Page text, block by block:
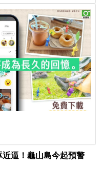
近逼！龜山島今起預警